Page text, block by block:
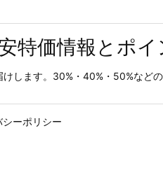
特価情報とポイ
します。30%・40%・50%など
シーポリシー